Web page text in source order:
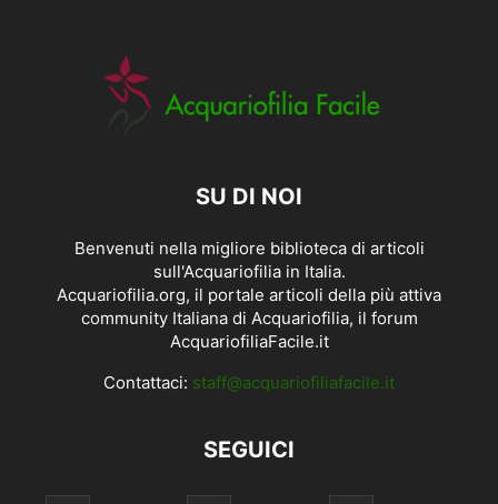
SU DI NOI
Benvenuti nella migliore biblioteca di articoli
sull'Acquariofilia in Italia.
Acquariofilia.org, il portale articoli della più attiva
community Italiana di Acquariofilia, il forum
AcquariofiliaFacile.it
Contattaci: staff@acquariofiliafacile.it
SEGUICI